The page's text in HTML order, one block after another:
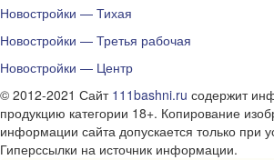
Новостройки — Тихая
Новостройки — Третья рабочая
Новостройки — Центр
© 2012-2021 Сайт 111bashni.ru содержит
продукцию категории 18+. Копирование
информации сайта допускается только при
Гиперссылки на источник информации.